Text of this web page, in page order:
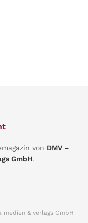
von DMV –
GmbH.
& verlags GmbH